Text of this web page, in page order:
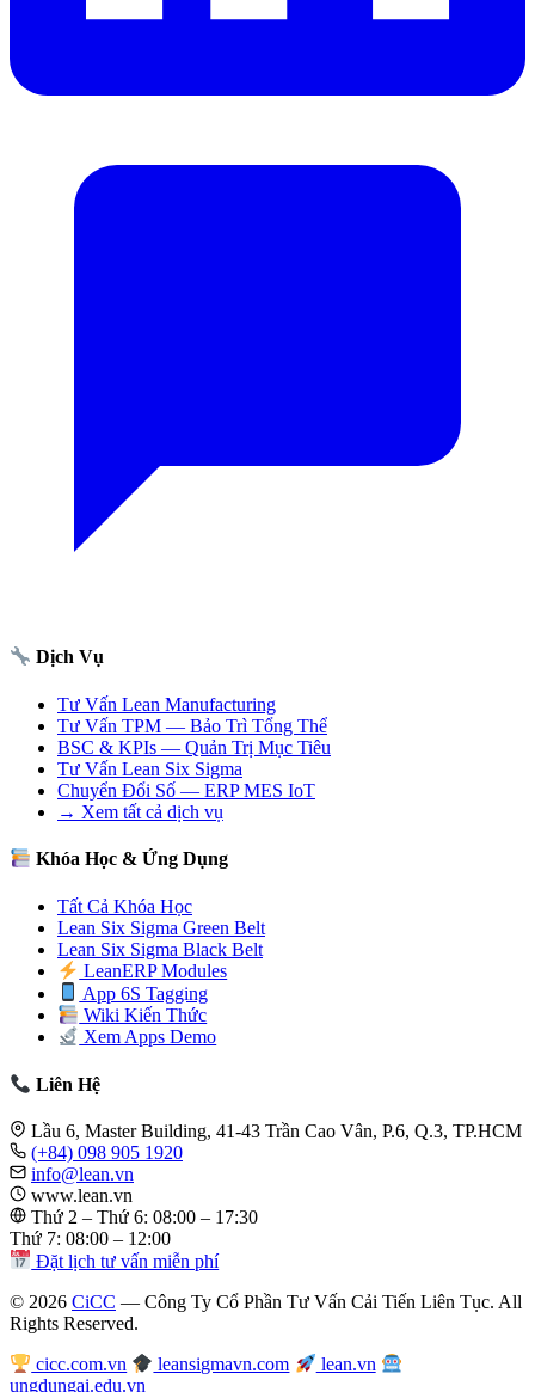
Dịch Vụ
Tư Vấn Lean Manufacturing
Tư Vấn TPM — Bảo Trì Tổng Thể
BSC & KPIs — Quản Trị Mục Tiêu
Tư Vấn Lean Six Sigma
Chuyển Đổi Số — ERP MES IoT
→ Xem tất cả dịch vụ
Khóa Học & Ứng Dụng
Tất Cả Khóa Học
Lean Six Sigma Green Belt
Lean Six Sigma Black Belt
LeanERP Modules
App 6S Tagging
Wiki Kiến Thức
Xem Apps Demo
Liên Hệ
Lầu 6, Master Building, 41-43 Trần Cao Vân, P.6, Q.3, TP.HCM
(+84) 098 905 1920
info@lean.vn
www.lean.vn
Thứ 2 – Thứ 6: 08:00 – 17:30
Thứ 7: 08:00 – 12:00
Đặt lịch tư vấn miễn phí
© 2026 CiCC — Công Ty Cổ Phần Tư Vấn Cải Tiến Liên Tục. All
Rights Reserved.
cicc.com.vn leansigmavn.com
lean.vn
ungdungai.edu.vn